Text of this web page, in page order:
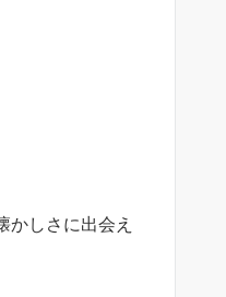
かしさに出会え